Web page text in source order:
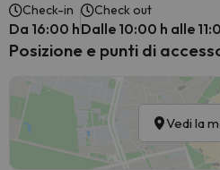
Check-in
Da 16:00 h
Check out
Dalle 10:00 h alle
Posizione e punti di
Vedi la